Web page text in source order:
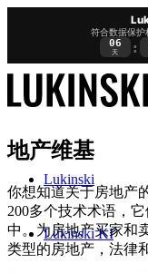
符合数据保
06
天 :
Lukinski
Lukinski KI
地产维基
你想知道关于房地产
200多个技术术语，
中。为房地产买家和
类型的房地产，法律